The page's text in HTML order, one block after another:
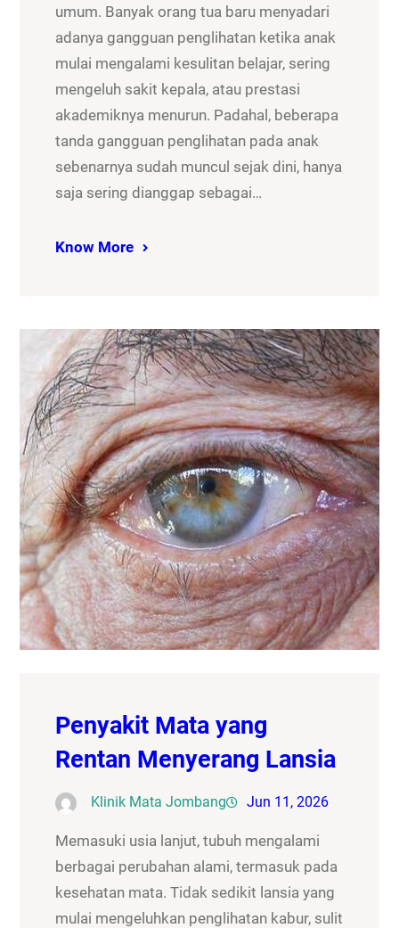
umum. Banyak orang tua baru menyadari
adanya gangguan penglihatan ketika anak
mulai mengalami kesulitan belajar, sering
mengeluh sakit kepala, atau prestasi
akademiknya menurun. Padahal, beberapa
tanda gangguan penglihatan pada anak
sebenarnya sudah muncul sejak dini, hanya
saja sering dianggap sebagai…
Know More
Penyakit Mata yang
Rentan Menyerang Lansia
Klinik Mata Jombang Jun 11, 2026
Memasuki usia lanjut, tubuh mengalami
berbagai perubahan alami, termasuk pada
kesehatan mata. Tidak sedikit lansia yang
mulai mengeluhkan penglihatan kabur, sulit